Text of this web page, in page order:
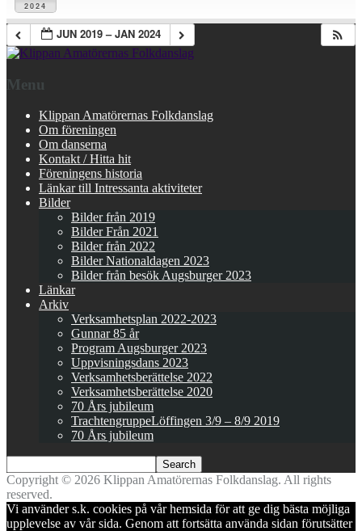
2024
JUN 2019 – JAN 2024
Menu
Klippan Amatörernas Folkdanslag
Om föreningen
Om danserna
Kontakt / Hitta hit
Föreningens historia
Länkar till Intressanta aktiviteter
Bilder
Bilder från 2019
Bilder Från 2021
Bilder från 2022
Bilder Nationaldagen 2023
Bilder från besök Augsburger 2023
Länkar
Arkiv
Verksamhetsplan 2022-2023
Gunnar 85 år
Program Augsburger 2023
Uppvisningsdans 2023
Verksamhetsberättelse 2022
Verksamhetsberättelse 2020
70 Års jubileum
TrachtengruppeLöffingen 3/9 – 8/9 2019
70 Års jubileum
Copyright © 2026 Klippan Amatörernas Folkdanslag. All rights
reserved.
Vi använder s.k. cookies på vår hemsida för att ge dig bästa möjliga
upplevelse av vår sida. Genom att fortsätta använda sidan förutsätter